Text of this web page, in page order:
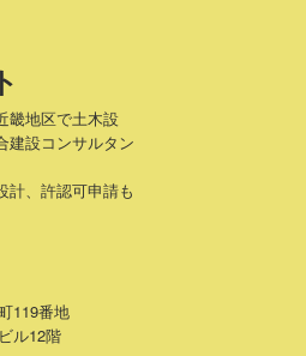
畿地区で土木設
建設コンサルタン
計、許認可申請も
119番地
ル12階